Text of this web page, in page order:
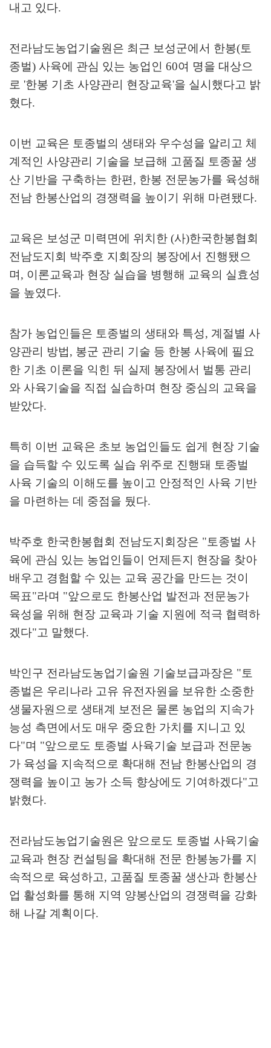
내고 있다.
전라남도농업기술원은 최근 보성군에서 한봉(토
종벌) 사육에 관심 있는 농업인 60여 명을 대상으
로 '한봉 기초 사양관리 현장교육'을 실시했다고 밝
혔다.
이번 교육은 토종벌의 생태와 우수성을 알리고 체
계적인 사양관리 기술을 보급해 고품질 토종꿀 생
산 기반을 구축하는 한편, 한봉 전문농가를 육성해
전남 한봉산업의 경쟁력을 높이기 위해 마련됐다.
교육은 보성군 미력면에 위치한 (사)한국한봉협회
전남도지회 박주호 지회장의 봉장에서 진행됐으
며 , 이론교육과 현장 실습을 병행해 교육의 실효성
을 높였다.
참가 농업인들은 토종벌의 생태와 특성, 계절별 사
양관리 방법, 봉군 관리 기술 등 한봉 사육에 필요
한 기초 이론을 익힌 뒤 실제 봉장에서 벌통 관리
와 사육기술을 직접 실습하며 현장 중심의 교육을
받았다.
특히 이번 교육은 초보 농업인들도 쉽게 현장 기술
을 습득할 수 있도록 실습 위주로 진행돼 토종벌
사육 기술의 이해도를 높이고 안정적인 사육 기반
을 마련하는 데 중점을 뒀다.
박주호 한국한봉협회 전남도지회장은 "토종벌 사
육에 관심 있는 농업인들이 언제든지 현장을 찾아
배우고 경험할 수 있는 교육 공간을 만드는 것이
목표"라며 "앞으로도 한봉산업 발전과 전문농가
육성을 위해 현장 교육과 기술 지원에 적극 협력하
겠다"고 말했다.
박인구 전라남도농업기술원 기술보급과장은 "토
종벌은 우리나라 고유 유전자원을 보유한 소중한
생물자원으로 생태계 보전은 물론 농업의 지속가
능성 측면에서도 매우 중요한 가치를 지니고 있
다"며 "앞으로도 토종벌 사육기술 보급과 전문농
가 육성을 지속적으로 확대해 전남 한봉산업의 경
쟁력을 높이고 농가 소득 향상에도 기여하겠다"고
밝혔다.
전라남도농업기술원은 앞으로도 토종벌 사육기술
교육과 현장 컨설팅을 확대해 전문 한봉농가를 지
속적으로 육성하고, 고품질 토종꿀 생산과 한봉산
업 활성화를 통해 지역 양봉산업의 경쟁력을 강화
해 나갈 계획이다.